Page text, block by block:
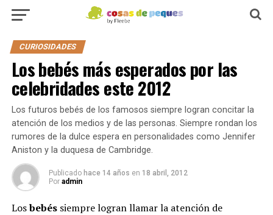
CURIOSIDADES
Los bebés más esperados por las
celebridades este 2012
Los futuros bebés de los famosos siempre logran concitar la
atención de los medios y de las personas. Siempre rondan los
rumores de la dulce espera en personalidades como Jennifer
Aniston y la duquesa de Cambridge.
Publicado hace 14 años en 18 abril, 2012
Por admin
Losbebéssiempre logran llamar la atención de